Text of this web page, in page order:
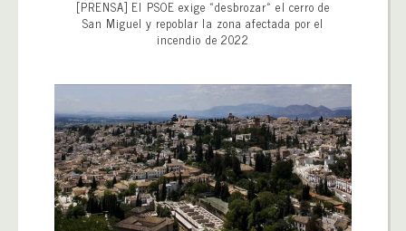
[PRENSA] El PSOE exige «desbrozar» el cerro de
San Miguel y repoblar la zona afectada por el
incendio de 2022